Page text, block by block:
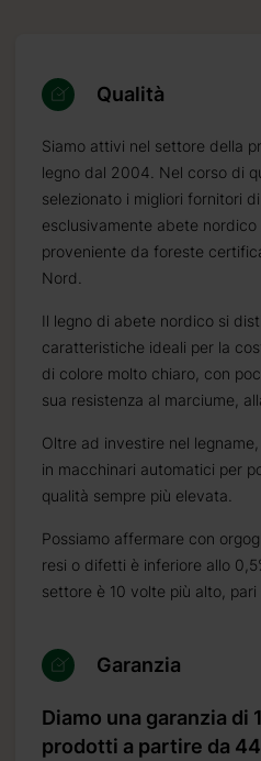
Qualità
Siamo attivi nel settore della
legno dal 2004. Nel corso di
selezionato i migliori fornitori
esclusivamente abete
proveniente da foreste
Nord.
Il legno di abete nordico si
caratteristiche ideali per la
di colore molto chiaro, con
sua resistenza al marciume,
Oltre ad investire nel
in macchinari automatici per
qualità sempre più elevata.
Possiamo affermare con
resi o difetti è inferiore allo
settore è 10 volte più alto, pari
Garanzia
Diamo una garanzia di
prodotti a partire da
(30% per progetti su
creditoo
Express.
pagamento.